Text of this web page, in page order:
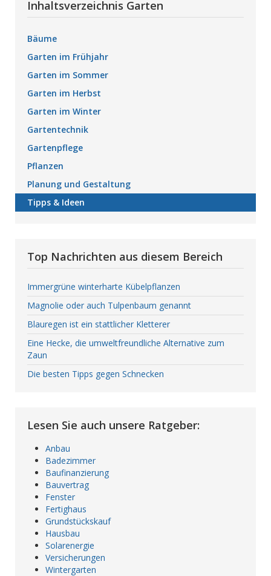
Inhaltsverzeichnis Garten
Bäume
Garten im Frühjahr
Garten im Sommer
Garten im Herbst
Garten im Winter
Gartentechnik
Gartenpflege
Pflanzen
Planung und Gestaltung
Tipps & Ideen
Top Nachrichten aus diesem Bereich
Immergrüne winterharte Kübelpflanzen
Magnolie oder auch Tulpenbaum genannt
Blauregen ist ein stattlicher Kletterer
Eine Hecke, die umweltfreundliche Alternative zum
Zaun
Die besten Tipps gegen Schnecken
Lesen Sie auch unsere Ratgeber:
Anbau
Badezimmer
Baufinanzierung
Bauvertrag
Fenster
Fertighaus
Grundstückskauf
Hausbau
Solarenergie
Versicherungen
Wintergarten